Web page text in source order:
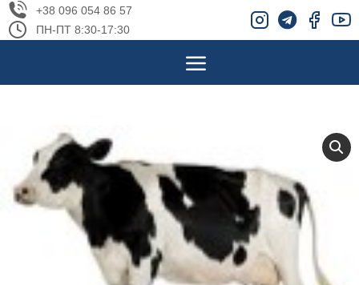
+38 096 054 86 57
ПН-ПТ 8:30-17:30